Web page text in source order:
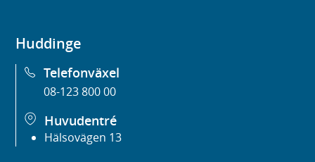
Huddinge
Telefonväxel
08-123 800 00
Huvudentré
Hälsovägen 13